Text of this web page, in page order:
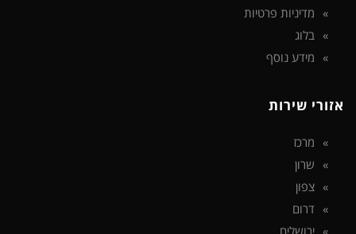
מדיניות פרטיות
בלוג
מידע נוסף
אזורי שירות
מרכז
שרון
צפון
דרום